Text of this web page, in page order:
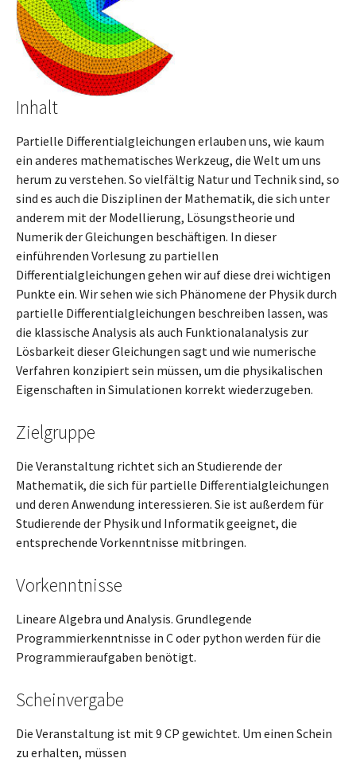
Inhalt
Partielle Differentialgleichungen erlauben uns, wie kaum
ein anderes mathematisches Werkzeug, die Welt um uns
herum zu verstehen. So vielfältig Natur und Technik sind, so
sind es auch die Disziplinen der Mathematik, die sich unter
anderem mit der Modellierung, Lösungstheorie und
Numerik der Gleichungen beschäftigen. In dieser
einführenden Vorlesung zu partiellen
Differentialgleichungen gehen wir auf diese drei wichtigen
Punkte ein. Wir sehen wie sich Phänomene der Physik durch
partielle Differentialgleichungen beschreiben lassen, was
die klassische Analysis als auch Funktionalanalysis zur
Lösbarkeit dieser Gleichungen sagt und wie numerische
Verfahren konzipiert sein müssen, um die physikalischen
Eigenschaften in Simulationen korrekt wiederzugeben.
Zielgruppe
Die Veranstaltung richtet sich an Studierende der
Mathematik, die sich für partielle Differentialgleichungen
und deren Anwendung interessieren. Sie ist außerdem für
Studierende der Physik und Informatik geeignet, die
entsprechende Vorkenntnisse mitbringen.
Vorkenntnisse
Lineare Algebra und Analysis. Grundlegende
Programmierkenntnisse in C oder python werden für die
Programmieraufgaben benötigt.
Scheinvergabe
Die Veranstaltung ist mit 9 CP gewichtet. Um einen Schein
zu erhalten, müssen